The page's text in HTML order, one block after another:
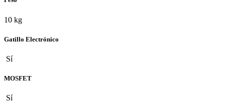
10 kg
Gatillo Electrónico
Sí
MOSFET
Sí